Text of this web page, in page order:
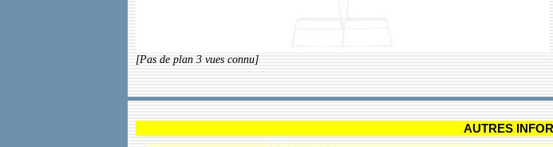
[Pas de plan 3 vues connu]
AUTRES